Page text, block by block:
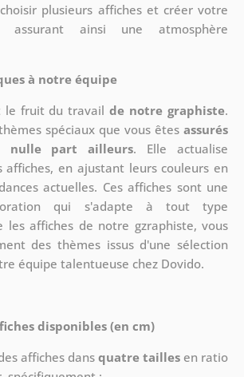
plusieurs affiches et créer votre
assurant ainsi une atmosphère
à notre équipe
le fruit du travail de notre graphiste.
spéciaux que vous êtesassurés
nulle part ailleurs. Elle actualise
affiches, en ajustant leurs couleurs en
actuelles. Ces affiches sont une
qui s'adapte à tout type
les affiches de notre gzraphiste, vous
des thèmes issus d'une sélection
équipe talentueuse chez Dovido.
disponibles (en cm)
affiches dansquatre tailles en ratio